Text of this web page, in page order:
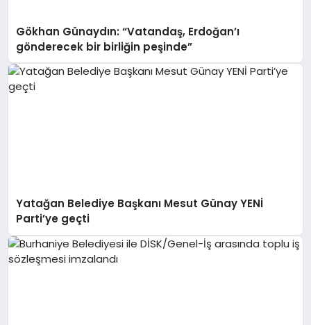
Gökhan Günaydın: “Vatandaş, Erdoğan’ı
gönderecek bir birliğin peşinde”
Yatağan Belediye Başkanı Mesut Günay YENİ
Parti’ye geçti